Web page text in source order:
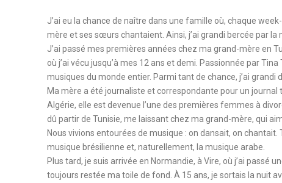
J’ai eu la chance de naître dans une famille où, chaque
mère et ses sœurs chantaient. Ainsi, j’ai grandi bercée par la
J’ai passé mes premières années chez ma grand-mère en
où j’ai vécu jusqu’à mes 12 ans et demi. Passionnée par
musiques du monde entier. Parmi tant de chance, j’ai grandi
Ma mère a été journaliste et correspondante pour un journal
Algérie, elle est devenue l’une des premières femmes à
dû partir de Tunisie, me laissant chez ma grand-mère, qui
Nous vivions entourées de musique : on dansait, on
musique brésilienne et, naturellement, la musique arabe.
Plus tard, je suis arrivée en Normandie, à Vire, où j’ai passé
toujours restée ma toile de fond. À 15 ans, je sortais la nuit